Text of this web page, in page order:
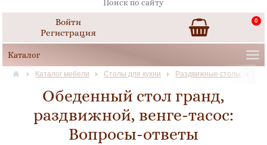
Войти
Регистрация
0
Каталог мебели Столы для кухни Раздвижные столы
Обеденный стол гранд,
раздвижной, венге-тасос:
Вопросы-ответы